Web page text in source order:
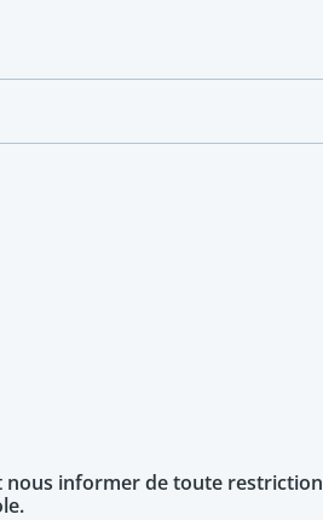
nous informer de toute restriction